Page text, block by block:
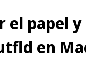
el papel
en